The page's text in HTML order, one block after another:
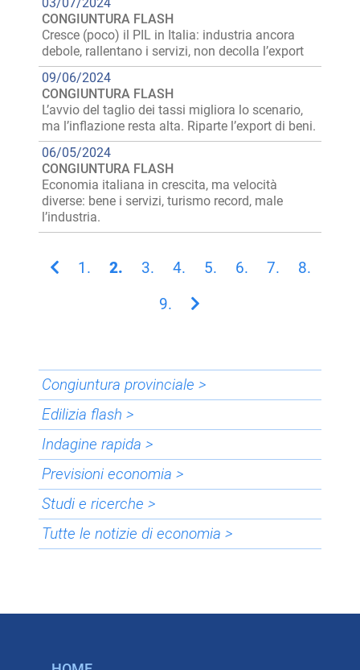
CONGIUNTURA FLASH
Cresce (poco) il PIL in Italia: industria ancora
debole, rallentano i servizi, non decolla l’export
09/06/2024
CONGIUNTURA FLASH
L’avvio del taglio dei tassi migliora lo scenario,
ma l’inflazione resta alta. Riparte l’export di beni.
06/05/2024
CONGIUNTURA FLASH
Economia italiana in crescita, ma velocità
diverse: bene i servizi, turismo record, male
l’industria.
1. 2. 3. 4. 5. 6. 7.
8.
9.
Congiuntura provinciale >
Edilizia flash >
Indagine rapida >
Previsioni economia >
Studi e ricerche >
Tutte le notizie di economia >